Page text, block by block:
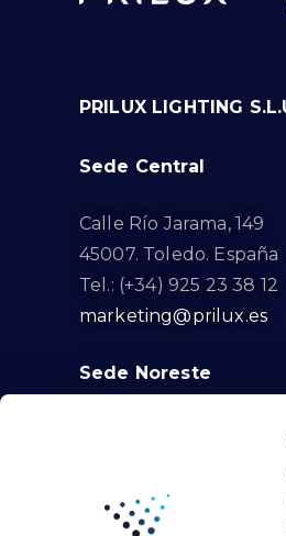
PRILUX LIGHTING
Sede Central
Calle Río Jarama, 149
45007. Toledo. España
Tel.: (+34) 925 23 38 12
marketing@prilux.es
Sede Noreste
Calle Del Torrent
Barcelona. España
Tel.: (+34) 93 719 23 29